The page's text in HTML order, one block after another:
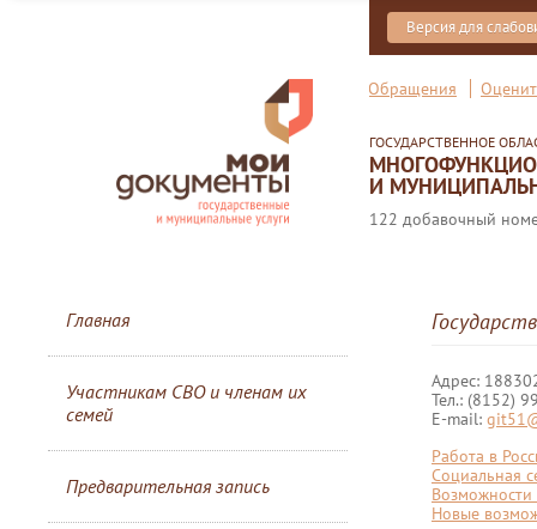
Версия для
Обращения
ГОСУДАРСТВЕННОЕ
И
122 добавочный
Главная
Участникам СВО и членам их
семей
Предварительная запись
Адрес:
Тел.: (8152)
E-mail:
Работа в
Социальная
Возможности
Новые